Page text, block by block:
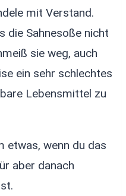
mit Verstand.
die Sahnesoße nicht
sie weg, auch
ein sehr schlechtes
Lebensmittel zu
etwas, wenn du das
aber danach